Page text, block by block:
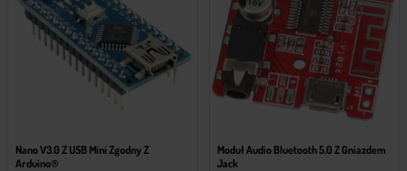
Nano V3.0 Z USB Mini Zgodny Z
Arduino®
Moduł Audio Bluetooth 5.0 Z Gniazdem
Jack